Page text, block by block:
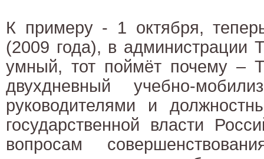
К примеру - 1 октября,
(2009 года), в администрации
умный, тот поймёт почему –
двухдневный учебно-
руководителями и
государственной власти
вопросам